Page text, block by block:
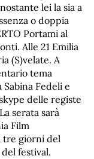
lei la sia a
o doppia
Portami al
Alle 21 Emilia
(S)velate. A
tema
Fedeli e
delle registe
serata sarà
Film
tre giorni del
festival.